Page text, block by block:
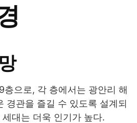
층으로, 각 층에서는 광안리 해
경관을 즐길 수 있도록 설계되
대는 더욱 인기가 높다.